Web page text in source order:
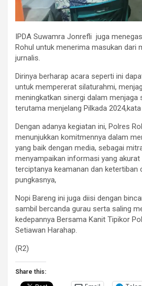
IPDA Suwamra Jonrefli juga
Rohul untuk menerima masukan dari
jurnalis.
Dirinya berharap acara seperti ini
untuk mempererat silaturahmi,
meningkatkan sinergi dalam menjaga
terutama menjelang Pilkada 2024,kata
Dengan adanya kegiatan ini, Polres
menunjukkan komitmennya dalam
yang baik dengan media, sebagai
menyampaikan informasi yang akurat
terciptanya keamanan dan ketertiban
pungkasnya,
Nopi Bareng ini juga diisi dengan
sambil bercanda gurau serta saling
kedepannya Bersama Kanit Tipikor
Setiawan Harahap.
(R2)
Share this: